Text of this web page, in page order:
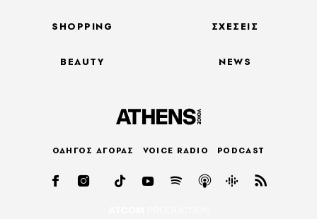
SHOPPING
BEAUTY
ΣΧΕΣΕΙΣ
NEWS
ΟΔΗΓΟΣ ΑΓΟΡΑΣ VOICE RADIO PODCAST